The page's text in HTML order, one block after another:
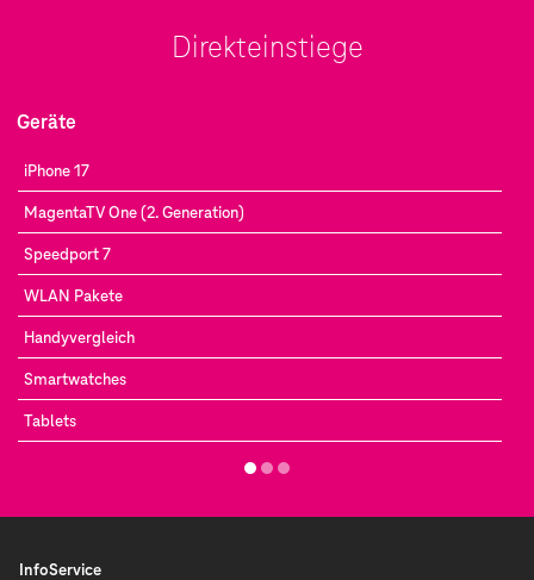
Direkteinstiege
Geräte
iPhone 17
MagentaTV One (2. Generation)
Speedport 7
WLAN Pakete
Handyvergleich
Smartwatches
Tablets
InfoService